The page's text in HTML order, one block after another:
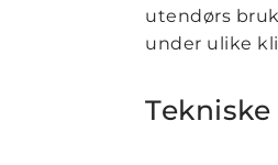
utendørs
under ulike